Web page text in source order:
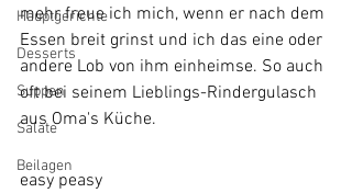
Hauptgerichte
Desserts
Suppen
Salate
Beilagen
mehr freue ich mich, wenn er nach dem
Essen breit grinst und ich das eine oder
andere Lob von ihm einheimse. So auch
oft bei seinem Lieblings-Rindergulasch
aus Oma's Küche.
easy peasy